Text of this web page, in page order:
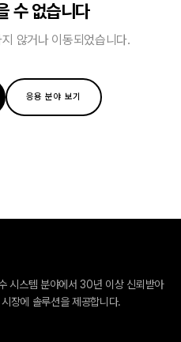
수 없습니다
않거나 이동되었습니다.
응용 분야 보기
시스템 분야에서 30년 이상 신뢰받아
장에 솔루션을 제공합니다.